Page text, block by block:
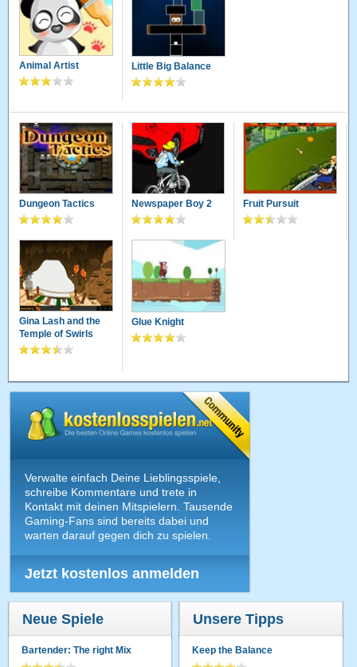
Animal Artist Little Big Balance
Dungeon Tactics Newspaper Boy 2 Fruit Pursuit
Gina Lash and the
Temple of Swirls
Glue Knight
Verwalte einfach Deine Lieblingsspiele,
schreibe Kommentare und trete in
Kontakt mit deinen Mitspielern. Tausende
Gaming-Fans sind bereits dabei und
warten darauf gegen dich zu spielen.
Jetzt kostenlos anmelden
Neue Spiele
Bartender: The right Mix
Unsere Tipps
Keep the Balance